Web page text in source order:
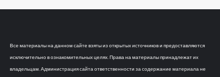
Все материалы на данном сайте взяты из открытых источников и предоставляются
исключительно в ознакомительных целях. Права на материалы принадлежат их
владельцам. Администрация сайта ответственности за содержание материала не